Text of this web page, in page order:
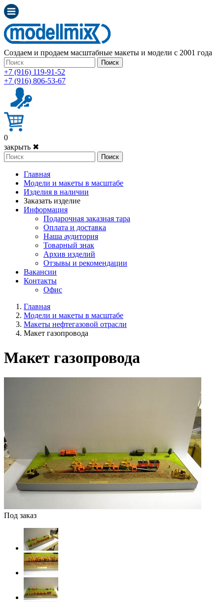
Создаем и продаем масштабные макеты и модели с 2001 года
Поиск
+7 (916) 119-91-52
+7 (916) 806-53-67
0
закрыть ✖
Поиск
Главная
Модели и макеты в масштабе
Изделия в наличии
Заказать изделие
Информация
Подарочная заказная тара
Оплата и доставка
Наша аудитория
Товарный знак
Архив изделий
Отзывы и рекомендации
Вакансии
Контакты
Офис
Главная
Модели и макеты в масштабе
Макеты нефтегазовой отрасли
Макет газопровода
Макет газопровода
Под заказ